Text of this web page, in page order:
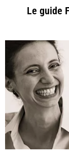
Le guide